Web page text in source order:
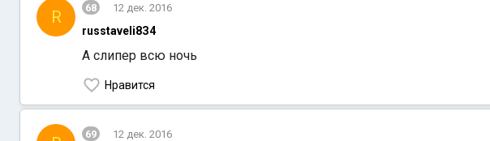
R 68 12 дек. 2016
russtaveli8З4
А слипер всю ночь
Нравится
69 12 дек. 2016